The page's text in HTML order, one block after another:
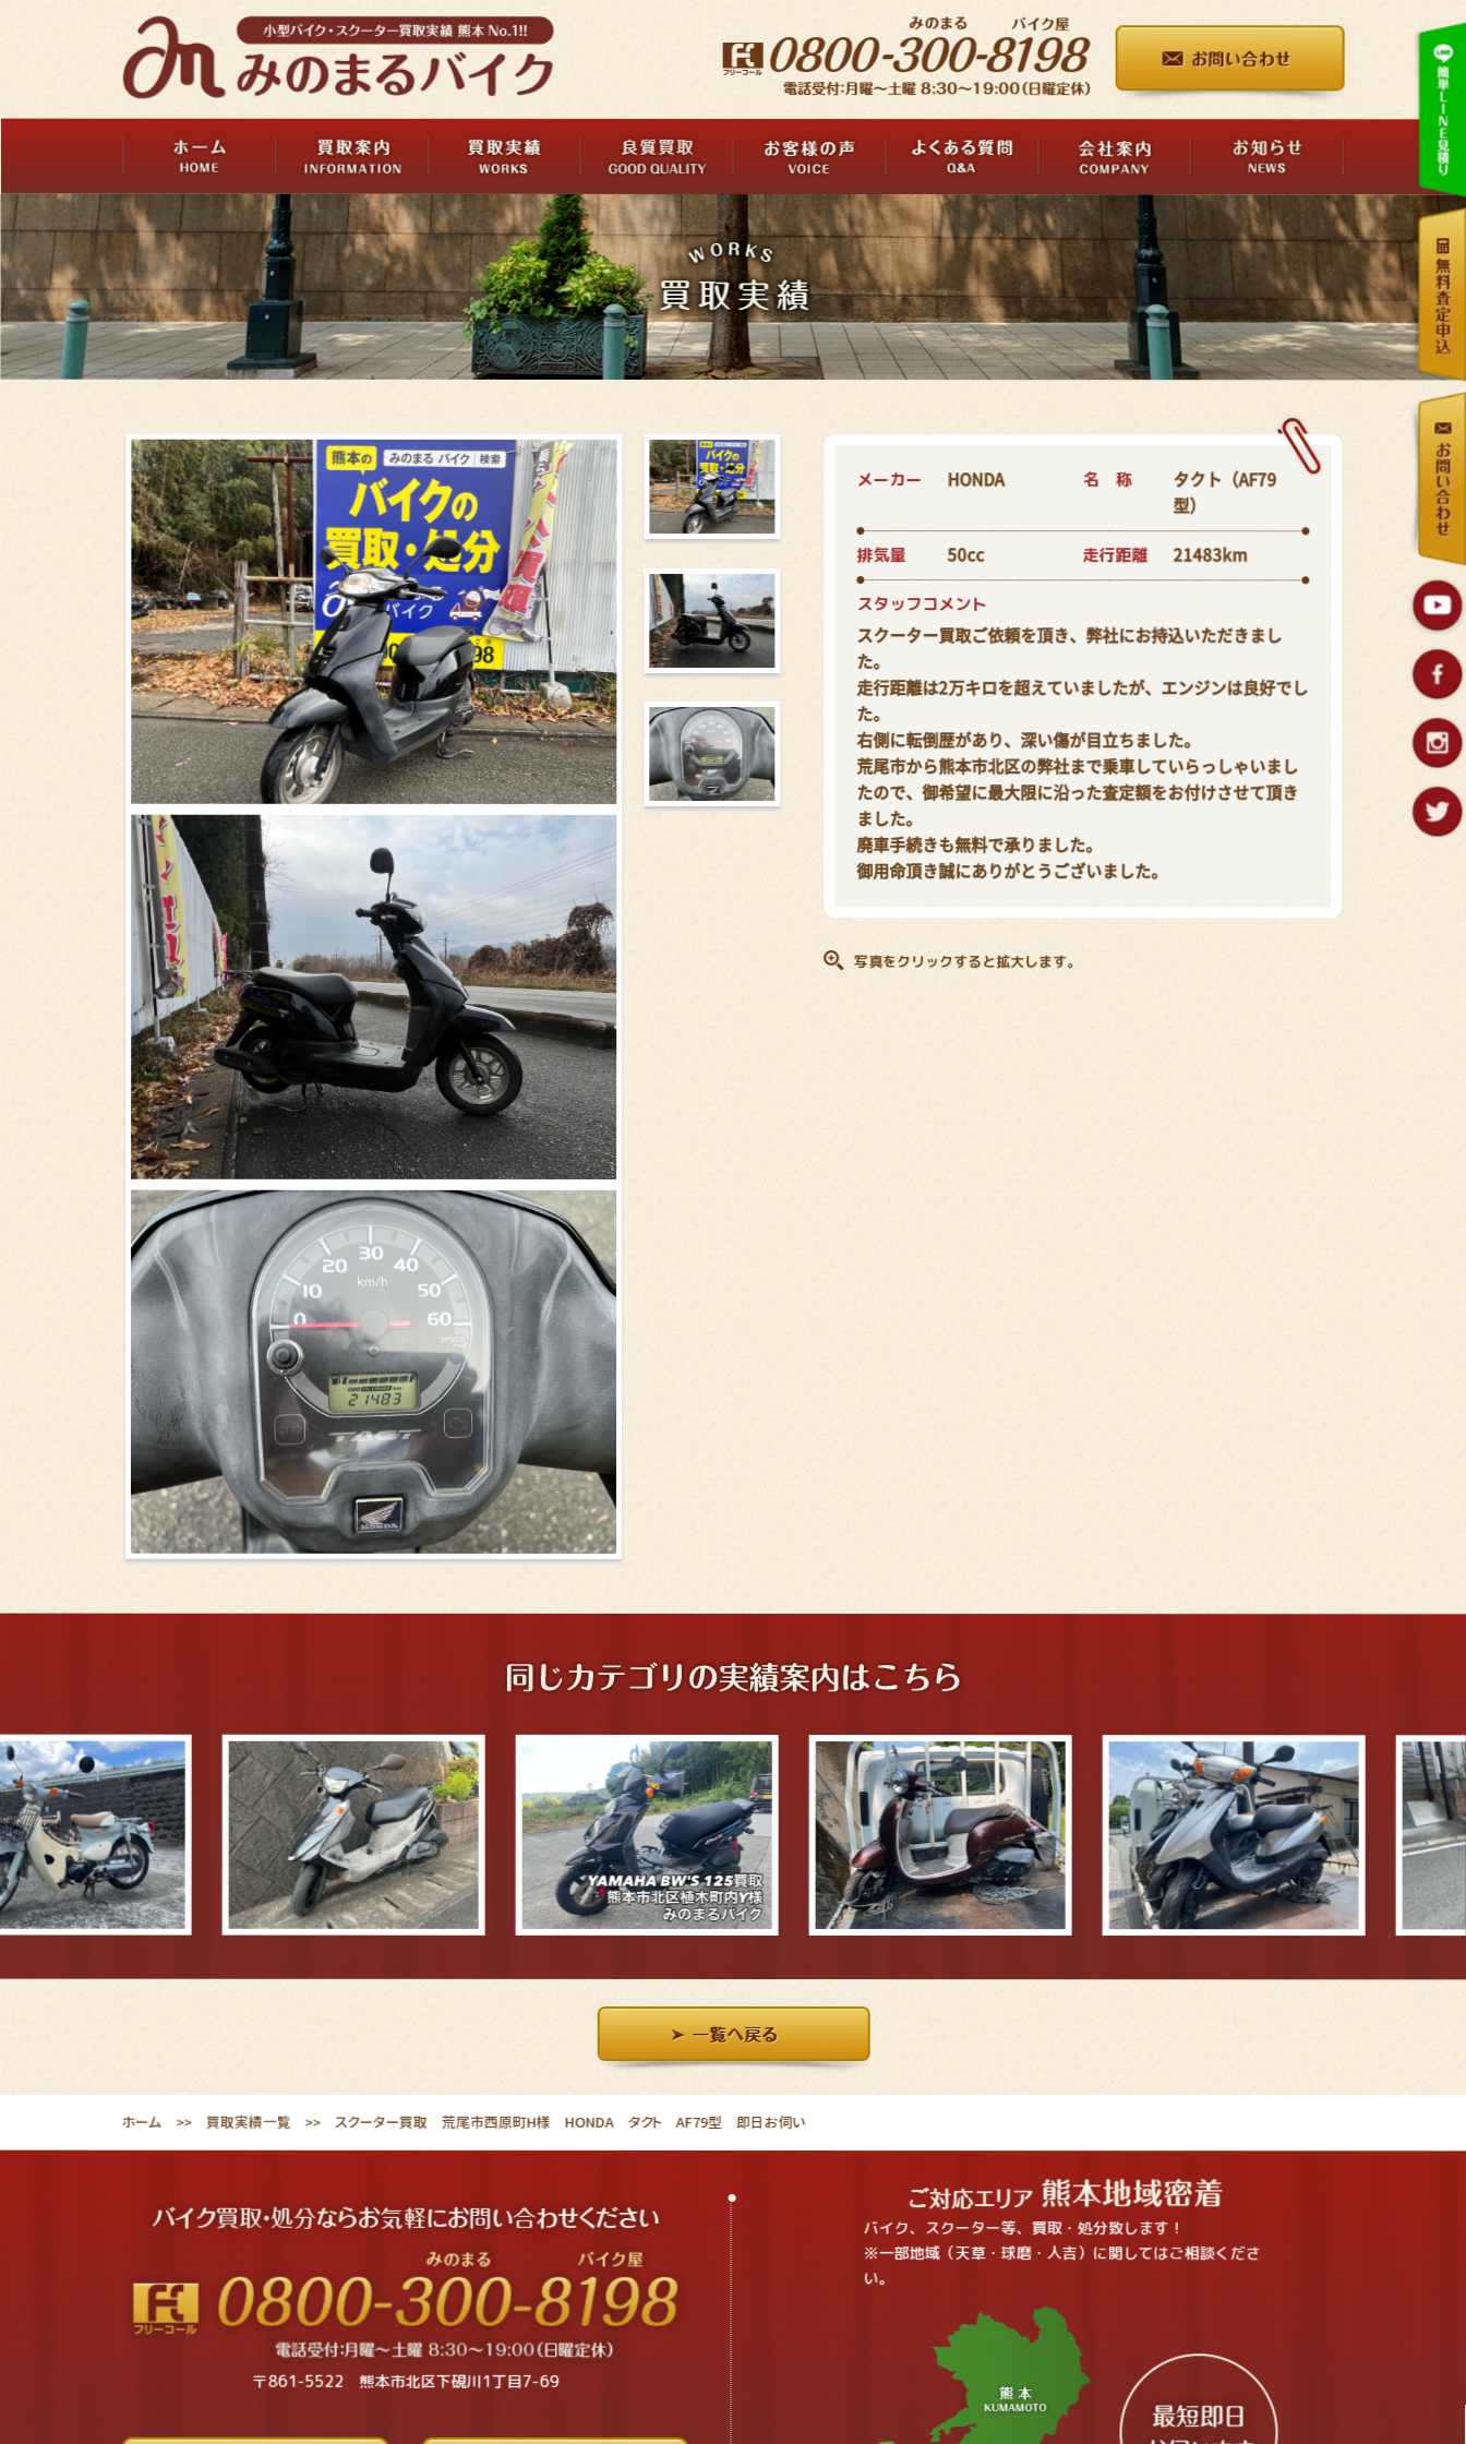
メーカー HONDA 名 称 タクト（AF79
型）
排気量 50cc 走行距離 21483km
スタッフコメント
スクーター買取ご依頼を頂き、弊社にお持込いただきまし
た。
走行距離は2万キロを超えていましたが、エンジンは良好でし
た。
右側に転倒歴があり、深い傷が目立ちました。
荒尾市から熊本市北区の弊社まで乗車していらっしゃいまし
たので、御希望に最大限に沿った査定額をお付けさせて頂き
ました。
廃車手続きも無料で承りました。
御用命頂き誠にありがとうございました。
写真をクリックすると拡大します。
ホーム 買取実績一覧 スクーター買取 荒尾市西原町H様 HONDA タクト AF79型 即日お伺い
〒861-5522 熊本市北区下硯川1丁目7-69
バイク、スクーター等、買取・処分致します！
※一部地域（天草・球磨・人吉）に関してはご相談くださ
い。